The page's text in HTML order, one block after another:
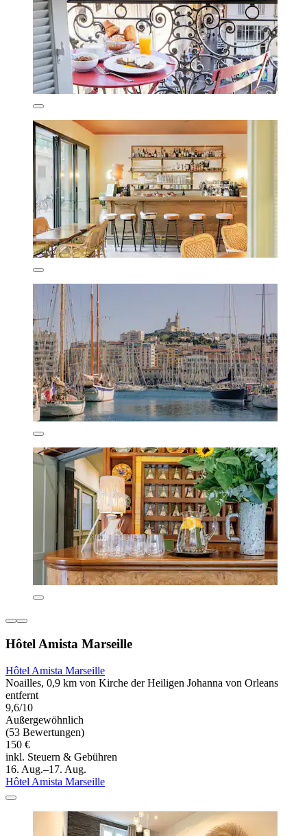
Hôtel Amista Marseille
Hôtel Amista Marseille
Noailles, 0,9 km von Kirche der Heiligen Johanna von Orleans
entfernt
9,6/10
Außergewöhnlich
(53 Bewertungen)
150 €
inkl. Steuern & Gebühren
16. Aug.–17. Aug.
Hôtel Amista Marseille